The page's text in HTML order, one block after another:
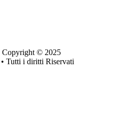
Copyright © 2025
Tutti i diritti Riservati